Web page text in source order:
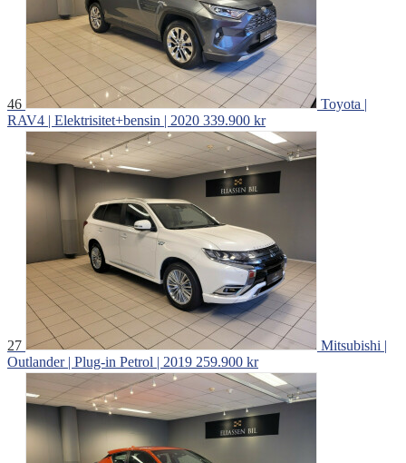
46
Toyota |
RAV4 | Elektrisitet+bensin | 2020 339.900 kr
27
Mitsubishi |
Outlander | Plug-in Petrol | 2019 259.900 kr